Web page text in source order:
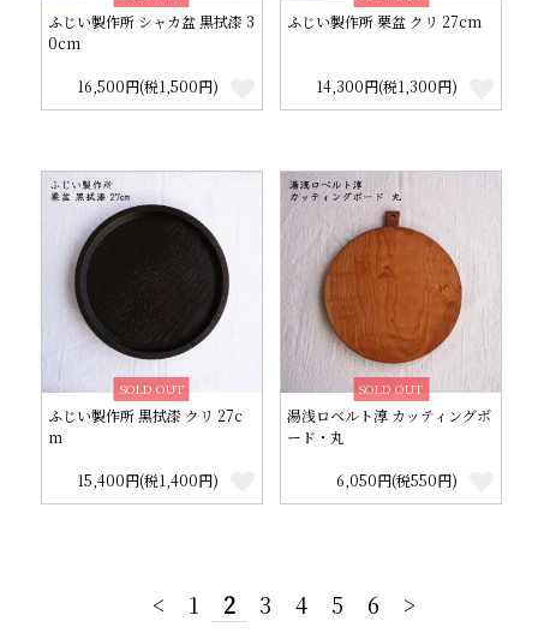
ふじい製作所 シャカ盆 黒拭漆 3
0cm
16,500円(税1,500円)
ふじい製作所 栗盆 クリ 27cm
14,300円(税1,300円)
SOLD OUT
ふじい製作所 黒拭漆 クリ 27c
m
15,400円(税1,400円)
SOLD OUT
湯浅ロベルト淳 カッティングボ
ード・丸
6,050円(税550円)
< 1 2 3 4 5 6 >